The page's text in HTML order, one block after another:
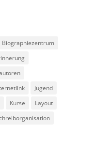
Biographiezentrum
Jugend
Kurse
Layout